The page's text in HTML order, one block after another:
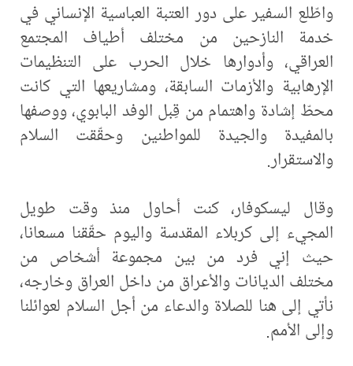
واطّلع السفير على دور العتبة العباسية الإنساني في
خدمة النازحين من مختلف أطياف المجتمع
العراقي، وأدوارها خلال الحرب على التنظيمات
الإرهابية والأزمات السابقة، ومشاريعها التي كانت
محطّ إشادة واهتمام من قِبل الوفد البابوي، ووصفها
بالمفيدة والجيدة للمواطنين وحقّقت السلام
والاستقرار.
وقال ليسكوفار، كنت أحاول منذ وقت طويل
المجيء إلى كربلاء المقدسة واليوم حقّقنا مسعانا،
حيث إني فرد من بين مجموعة أشخاص من
مختلف الديانات والأعراق من داخل العراق وخارجه،
نأتي إلى هنا للصلاة والدعاء من أجل السلام لعوائلنا
وإلى الأمم.